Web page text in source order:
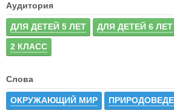
Аудитория
ДЛЯ ДЕТЕЙ 5 ЛЕТ ДЛЯ ДЕТЕЙ 6 ЛЕТ
2 КЛАСС
Слова
ОКРУЖАЮЩИЙ МИР